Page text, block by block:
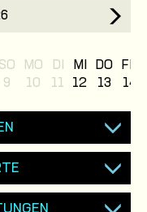
SO
9
MO
10
DI
11
MI
12
DO
13
FR
14